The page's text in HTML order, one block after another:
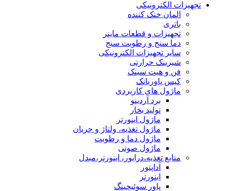
تجهیزات الکترونیکی
المان خنک کننده
باتری
تجهیزات و قطعات ماینر
دما سنج و رطوبت سنج
سایر تجهیزات الکترونیکی
شیرینک حرارتی
فن و هیت سینک
کیس پاوربانک
ماژول های کاربردی
برد آردینو
تولید بخار
ماژول اینورتر
ماژول تغذیه، ولتاژ و جریان
ماژول دما و رطوبت
ماژول صوتی
منابع تغذیه،درایور، اینورتر،مبدل
آداپتور
اینورتر
پاور سوئیچینگ